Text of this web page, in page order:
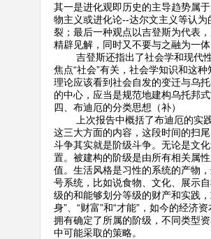
其一是进化观即历史的主导趋势属
物主义或进化论--达尔文主义等认
裂；最后一种观点以吉登斯为代表
精辟见解，同时又不要与之融为一
吉登斯还指出了社会学和现代性
焦点“社会”有关，社会学知识和这
理论应该看到社会自发的变迁与乌
的中心，应当是规范地建构乌托邦
四、布迪厄的分类思想（补）
上次报告中概括了布迪厄的实践
这三大方面的内容，这段时间的扫
斗争其实就是阶级斗争。无论是文
置。被建构的阶级是由所有相关属
值。生活风格是习性的系统的产物
号系统，比如说食物、文化、展示
级的和能够划分等级的财产和实践
身”、“财富”和“才能”，如今的经济
拥有确定了所属的阶级，不同类型
中可能采取的策略。